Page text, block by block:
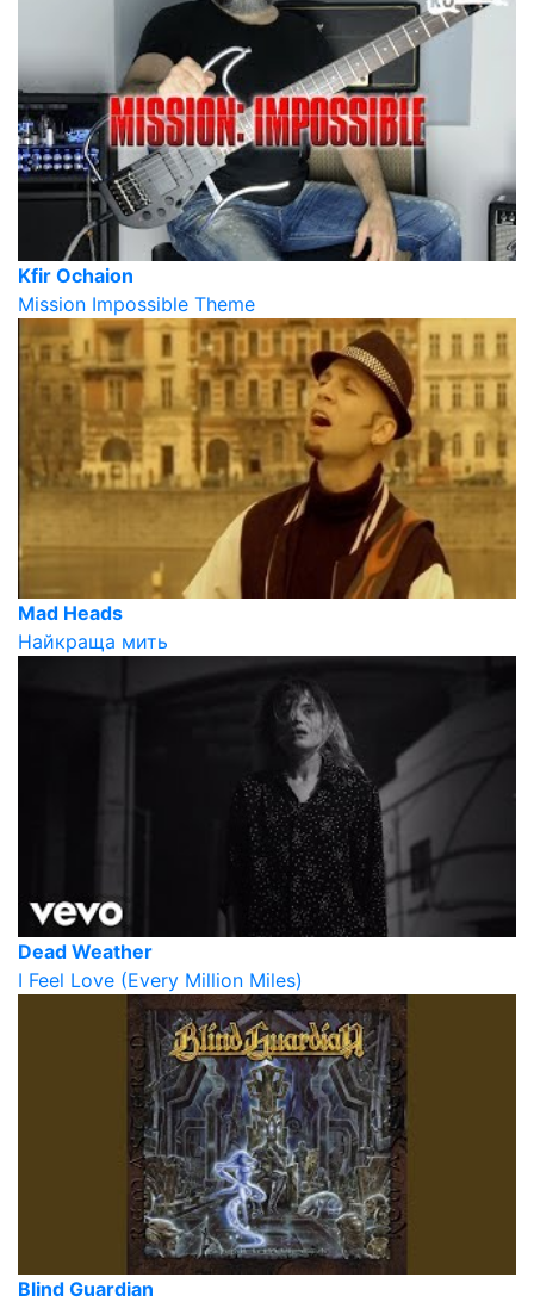
Kfir Ochaion
Mission Impossible Theme
Mad Heads
Найкраща мить
Dead Weather
I Feel Love (Every Million Miles)
Blind Guardian